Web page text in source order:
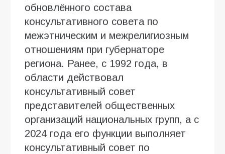
обновлённого состава
консультативного совета по
межэтническим и межрелигиозным
отношениям при губернаторе
региона. Ранее, с 1992 года, в
области действовал
консультативный совет
представителей общественных
организаций национальных групп, а с
2024 года его функции выполняет
консультативный совет по